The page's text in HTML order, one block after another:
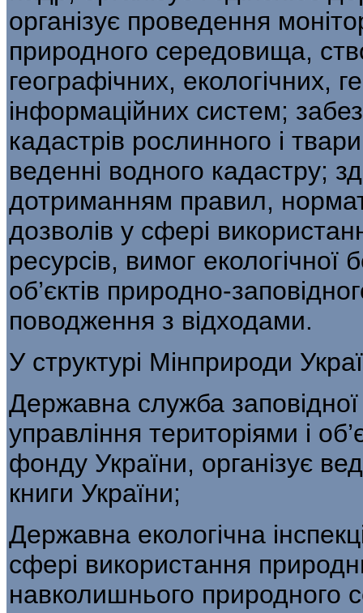
організує прове­дення
природного середовища,
географічних, екологічних,
інформаційних систем;
кадастрів рос­линного і
веденні водного кадастру;
дотриманням правил,
дозволів у сфері
ресурсів, вимог екологічної
об’єктів природно-
поводження з відходами.
У структурі Мінприроди
Державна служба
управління територіями і
фонду України, орга­нізує
книги України;
Державна екологічна
сфері ви­користання
навколишнього природного